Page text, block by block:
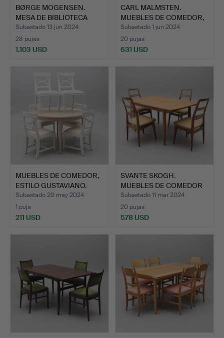
BØRGE MOGENSEN.
MESA DE BIBLIOTECA
CON SOL…
Subastado 13 jun 2024
28 pujas
1.103 USD
CARL MALMSTEN.
MUEBLES DE COMEDOR,
«CALMAR…
Subastado 1 jun 2024
20 pujas
631 USD
MUEBLES DE COMEDOR,
ESTILO GUSTAVIANO.
Subastado 20 may 2024
1 puja
211 USD
SVANTE SKOGH.
MUEBLES DE COMEDOR
«ROSETTO»…
Subastado 11 mar 2024
20 pujas
578 USD